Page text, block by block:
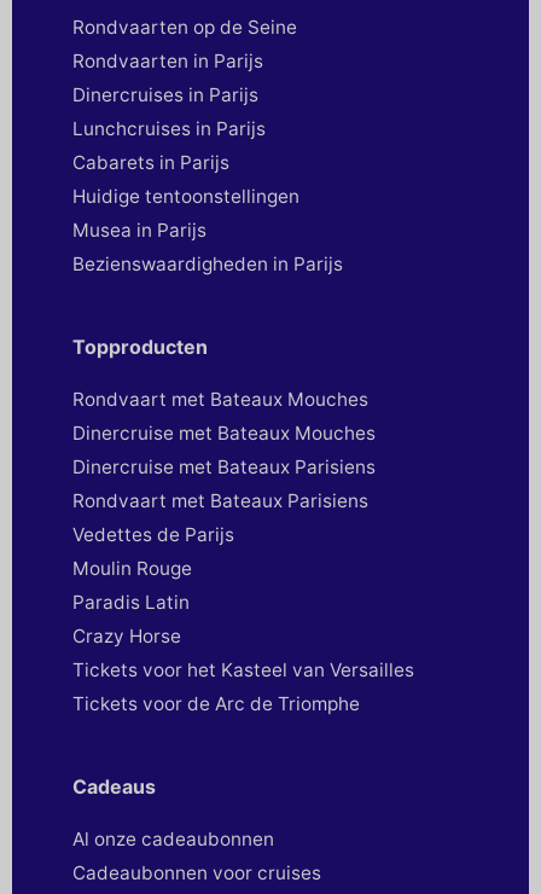
Rondvaarten op de Seine
Rondvaarten in Parijs
Dinercruises in Parijs
Lunchcruises in Parijs
Cabarets in Parijs
Huidige tentoonstellingen
Musea in Parijs
Bezienswaardigheden in Parijs
Topproducten
Rondvaart met Bateaux Mouches
Dinercruise met Bateaux Mouches
Dinercruise met Bateaux Parisiens
Rondvaart met Bateaux Parisiens
Vedettes de Parijs
Moulin Rouge
Paradis Latin
Crazy Horse
Tickets voor het Kasteel van Versailles
Tickets voor de Arc de Triomphe
Cadeaus
Al onze cadeaubonnen
Cadeaubonnen voor cruises